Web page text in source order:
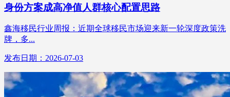
身份方案成高净值人群核心配置思路
鑫海移民行业周报：近期全球移民市场迎来新一轮深度政策洗
牌，多...
发布日期：2026-07-03